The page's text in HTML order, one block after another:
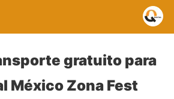
gratuito para
México Zona Fest